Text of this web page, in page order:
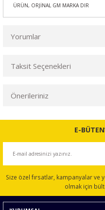
ÜRÜN, ORJİNAL GM MARKA DIR
Yorumlar
Taksit Seçenekleri
Önerileriniz
Bu ürünün fiyat bilgisi, resim,
konularda yetersiz
Ürün açıklamasında eksik
Ürün bilgilerinde hatalar
E-
Size özel fırsatlar, kampanyalar
olmak için